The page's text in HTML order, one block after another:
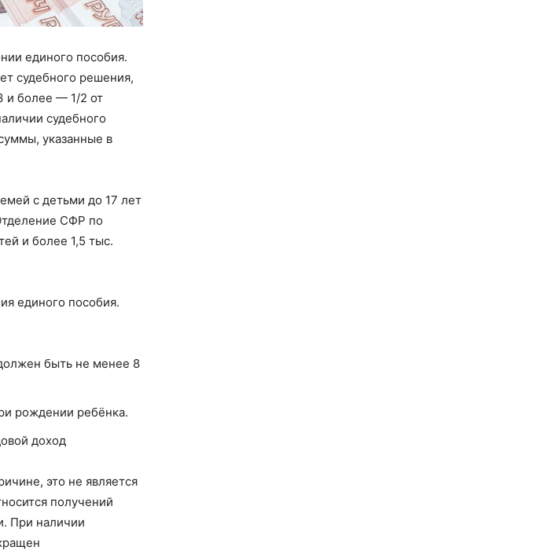
единого пособия.
судебного решения,
и более — 1/2 от
судебного
указанные в
с детьми до 17 лет
СФР по
и более 1,5 тыс.
единого пособия.
быть не менее 8
рождении ребёнка.
доход
это не является
получений
При наличии